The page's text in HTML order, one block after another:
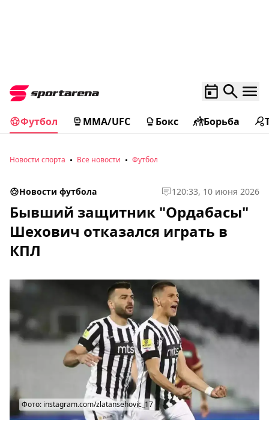
Футбол MMA/UFC Бокс Борьба
Новости спорта Все новости Футбол
Новости футбола 120:33, 10 июня 2026
Бывший защитник "Ордабасы"
Шехович отказался играть в
КПЛ
Фото: instagram.com/zlatansehovic_17